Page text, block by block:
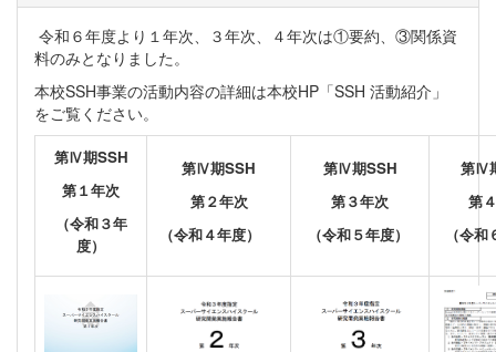
令和６年度より１年次、３年次、４年次は①要約、③関係資
料のみとなりました。
本校SSH事業の活動内容の詳細は本校HP「SSH 活動紹介」
をご覧ください。
第Ⅳ期SSH
第１年次
（令和３年
度）
第Ⅳ期SSH
第２年次
（令和４年度）
第Ⅳ期SSH
第３年次
（令和５年度）
第Ⅳ
第
（令